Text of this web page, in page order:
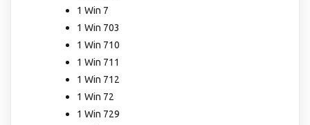
1 Win 7
1 Win 703
1 Win 710
1 Win 711
1 Win 712
1 Win 72
1 Win 729